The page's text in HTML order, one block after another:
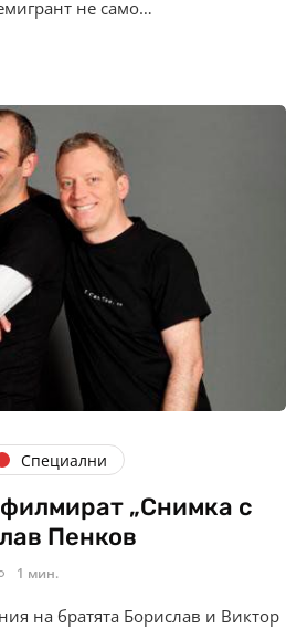
не само…
Специални
„Снимка с
Пенков
1 мин.
на братята Борислав и Виктор